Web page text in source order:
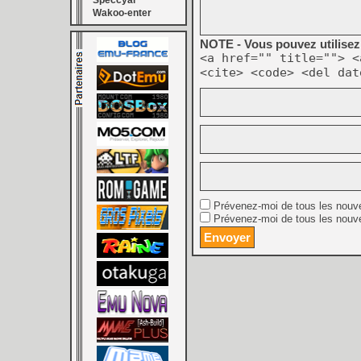
Wakoo-enter
NOTE - Vous pouvez
<a href="" title="">
<cite> <code> <del
Prévenez-moi de tous les
Prévenez-moi de tous les